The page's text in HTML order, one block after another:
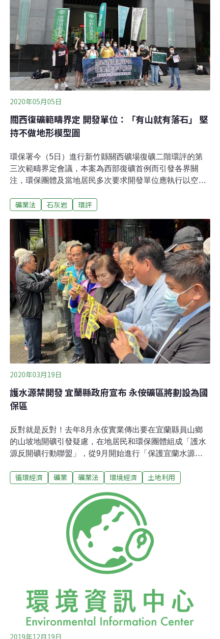
周遭環境及水源有重大影響，「建議進入第二階段環境影
響評估審查」。這項決議仍須送環評大會討論，若確定進
入二階，至少需一年以上的調查時程，反開礦護水源恐成
長期抗戰。正、反方民眾各自集結互不相讓 中華村長更因
支持開礦而面臨罷免宜蘭縣員山鄉被稱為水的故鄉，不僅
有多處自然湧泉，水質清澈的粗坑溪也是宜蘭重
2020年05月05日
關西復礦範疇界定 開發單位：「有山就有落石」 堅
持不做地形模型圖
環保署今（5日）進行新竹縣關西礦場復礦二階環評的第
三次範疇界定會議，本案為西部復礦首例而引發各界關
注，環保團體及當地居民多次要求開發單位應執行以空載
達（InSAR）製作地表形變圖，「可以調查落石崩塌或土
單位經過三次會議，始終堅持不做LiDAR與InSAR。居民
要求在礦區外鄰近地點進行地質鑽探，開發單位也說「沒
有必要，這是既有礦場，地質資料充足，應該相當堅
固。」他更說，「全世界各地有山就有落石，到處都會發
生，只是時間的問題。」對此，環評委員李培芬則放話，
開發單位若堅持不願調查相關資料，「二階環評實質審
查，有任何問題開發單位要自行負責。」環保署綜計處也
說，範疇界定會議主要是討論性質，但進入二階環評實質
審查，「環評委員有要求補充資料，開發單位還是必須
做。」
礦業法 石灰岩 環評
2020年03月19日
護水源禁開發 宜蘭縣政府宣布 永侒礦區將劃設為國
保區
反對就是反對！去年8月永侒實業傳出要在宜蘭縣員山鄉
的山坡地開礦引發疑慮，在地居民和環保團體組成「護水
源反開礦行動聯盟」，從9月開始進行「保護宜蘭水源
蒐集4萬多份聯署書，連宜蘭縣長林姿妙也在去年11月簽
到開礦所在的中華村首次舉行記者會，向在地居民宣布好
消息，「宜蘭縣國土計畫草案已經決定把永侒預定的開發
區域劃設為國土保育區第一類。」未來會依《國土計畫
法》明定該區域禁止或限制其使用，以維護縣民良好的居
住品質，讓宜蘭的環境及水資源得以永續。宜蘭縣國土計
畫草案將送內政部審議 林姿妙：盼中央能尊重地方保護水
源宜蘭縣員山鄉被稱為水的故鄉，不僅有多處自然湧泉，
送到深溝淨水廠，提供優質的民生用水，也灌溉了大片宜
蘭農地，更孕育出馳名中外的「葛瑪蘭威士忌」生命
循環經濟 礦業 礦業法 環境經濟 土地利用
2019年12月19日